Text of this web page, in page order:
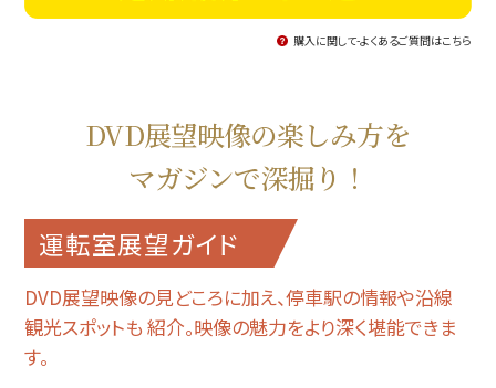
購入に関して-よくあるご質問はこちら
DVD展望映像の楽しみ方を
マガジンで深掘り！
運転室展望ガイド
DVD展望映像の見どころに加え、停車駅の情報や沿線
観光スポットも 紹介。映像の魅力をより深く堪能できま
す。